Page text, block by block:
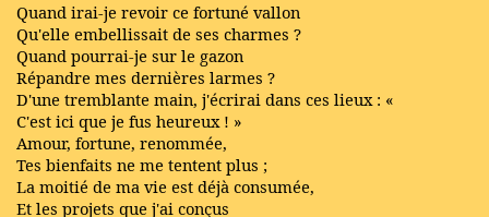
Quand irai-je revoir ce fortuné vallon
Qu'elle embellissait de ses charmes ?
Quand pourrai-je sur le gazon
Répandre mes dernières larmes ?
D'une tremblante main, j'écrirai dans ces lieux : «
C'est ici que je fus heureux ! »
Amour, fortune, renommée,
Tes bienfaits ne me tentent plus ;
La moitié de ma vie est déjà consumée,
Et les projets que j'ai conçus